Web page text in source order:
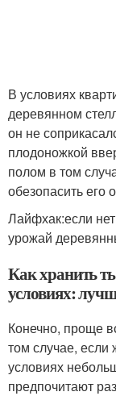
В условиях
деревянном
он не
плодоножкой
полом в том
обезопасить его
Лайфхак:если
урожай
Как хранить
условиях:
Конечно, проще
том случае, если
условиях
предпочитают